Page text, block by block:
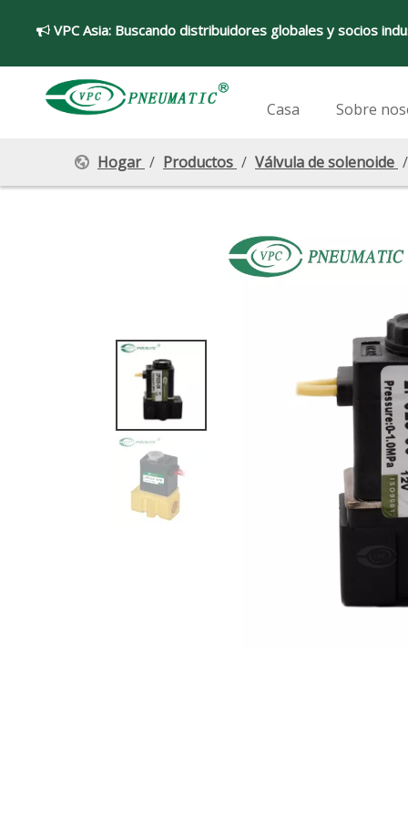
 VPC Asia: Buscando distribuidores globales y socios
Casa Sobre
Hogar / Productos / Válvula de solenoide /